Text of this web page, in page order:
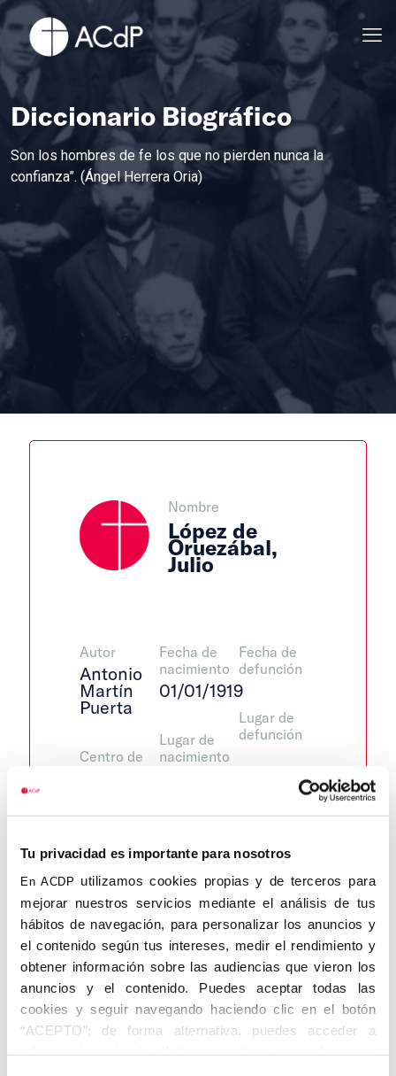
Tu privacidad es importante para nosotros
En ACDP utilizamos cookies propias y de terceros para
mejorar nuestros servicios mediante el análisis de tus
hábitos de navegación, para personalizar los anuncios y
el contenido según tus intereses, medir el rendimiento y
obtener información sobre las audiencias que vieron los
anuncios y el contenido. Puedes aceptar todas las
cookies y seguir navegando haciendo clic en el botón
“ACEPTO”; de forma alternativa, puedes acceder a
información más detallada y cambiar tus preferencias
Diccionario Biográfico
Son los hombres de fe los que no pierden nunca la
confianza”. (Ángel Herrera Oria)
Nombre
López de
Oruezábal,
Julio
Autor
Antonio
Martín
Puerta
Centro de
Madrid
Fecha de
nacimiento
01/01/1919
Lugar de
nacimiento
de la
(Logroño)
Fecha de
defunción
Lugar de
defunción
LÓPEZ DE ORUEZÁBAL, Julio. Santo